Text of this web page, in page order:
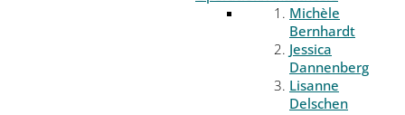
Michèle
Bernhardt
Jessica
Dannenberg
Lisanne
Delschen